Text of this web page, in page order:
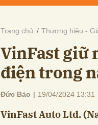
Trang chủ Thương hiệu -
VinFast giữ
điện trong
Đức Bảo | 19/04/2024 13:31
VinFast Auto Ltd.